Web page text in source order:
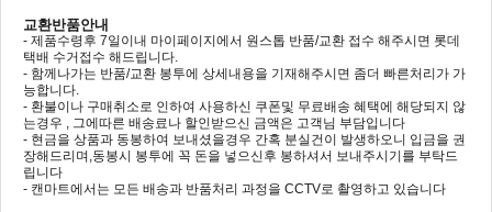
교환반품안내
- 제품수령후 7일이내 마이페이지에서 원스톱 반품/교환 접수 해주시면 롯데
택배 수거접수 해드립니다.
- 함께나가는 반품/교환 봉투에 상세내용을 기재해주시면 좀더 빠른처리가 가
능합니다.
- 환불이나 구매취소로 인하여 사용하신 쿠폰및 무료배송 혜택에 해당되지 않
는경우 , 그에따른 배송료나 할인받으신 금액은 고객님 부담입니다
- 현금을 상품과 동봉하여 보내셨을경우 간혹 분실건이 발생하오니 입금을 권
장해드리며,동봉시 봉투에 꼭 돈을 넣으신후 봉하셔서 보내주시기를 부탁드
립니다
- 캔마트에서는 모든 배송과 반품처리 과정을 CCTV로 촬영하고 있습니다